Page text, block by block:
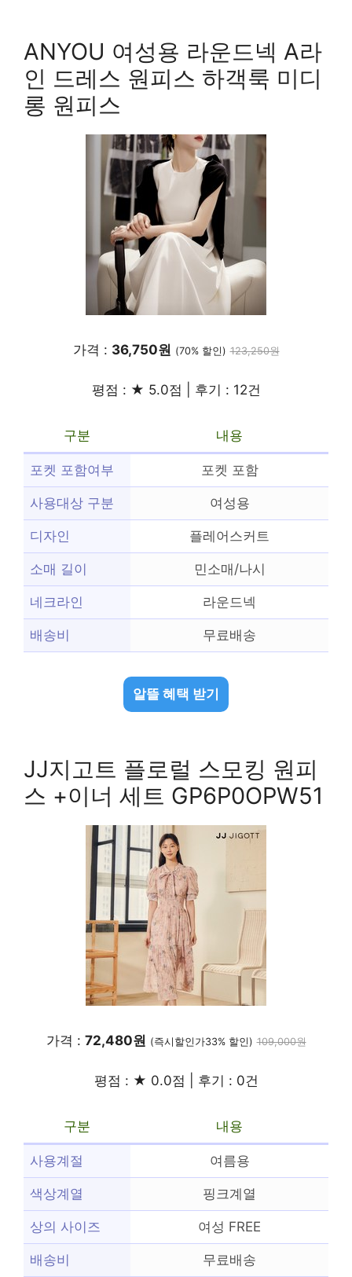
ANYOU 여성용 라운드넥 A라
인 드레스 원피스 하객룩 미디
롱 원피스
가격 : 36,750원 (70% 할인) 123,250원
평점 : ★ 5.0점 | 후기 : 12건
구분 내용
포켓 포함여부 포켓 포함
사용대상 구분 여성용
디자인 플레어스커트
소매 길이 민소매/나시
네크라인 라운드넥
배송비 무료배송
알뜰 혜택 받기
JJ지고트 플로럴 스모킹 원피
스 +이너 세트 GP6P0OPW51
가격 : 72,480원 (즉시할인가33% 할인) 109,000원
평점 : ★ 0.0점 | 후기 : 0건
구분 내용
사용계절 여름용
색상계열 핑크계열
상의 사이즈 여성 FREE
배송비 무료배송